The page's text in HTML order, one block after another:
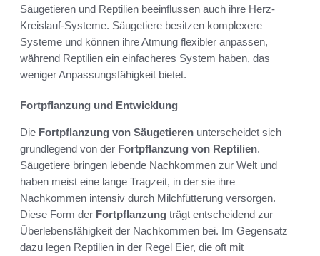
Säugetieren und Reptilien beeinflussen auch ihre Herz-
Kreislauf-Systeme. Säugetiere besitzen komplexere
Systeme und können ihre Atmung flexibler anpassen,
während Reptilien ein einfacheres System haben, das
weniger Anpassungsfähigkeit bietet.
Fortpflanzung und Entwicklung
Die Fortpflanzung von Säugetieren unterscheidet sich
grundlegend von der Fortpflanzung von Reptilien.
Säugetiere bringen lebende Nachkommen zur Welt und
haben meist eine lange Tragzeit, in der sie ihre
Nachkommen intensiv durch Milchfütterung versorgen.
Diese Form der Fortpflanzung trägt entscheidend zur
Überlebensfähigkeit der Nachkommen bei. Im Gegensatz
dazu legen Reptilien in der Regel Eier, die oft mit